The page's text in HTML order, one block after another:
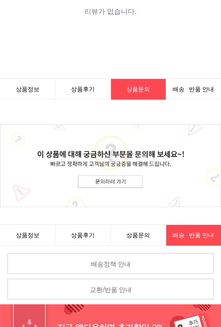
상품정보 상품후기 상품문의 배송 · 반품 안내
상품정보 상품후기 상품문의 배송 · 반품 안내
배송정책 안내
교환/반품 안내